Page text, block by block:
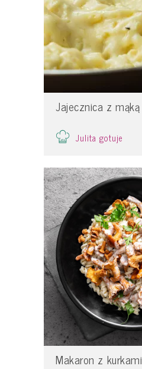
Jajecznica z mąką
Julita gotuje
Makaron z kurkami